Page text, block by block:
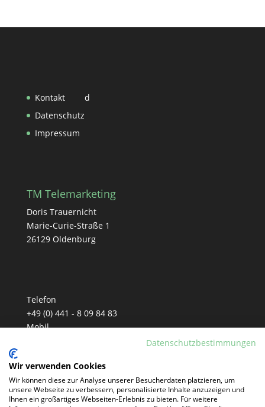
Kontakt
Datenschutz
Impressum
d
TM Telemarketing
Doris Trauernicht
Marie-Curie-Straße 1
26129 Oldenburg
Telefon
+49 (0) 441 - 8 09 84 83
Mobil
info@tm-telemarketing.de
Datenschutzbestimmungen
Wir verwenden Cookies
Wir können diese zur Analyse unserer Besucherdaten platzieren, um
unsere Webseite zu verbessern, personalisierte Inhalte anzuzeigen und
Ihnen ein großartiges Webseiten-Erlebnis zu bieten. Für weitere